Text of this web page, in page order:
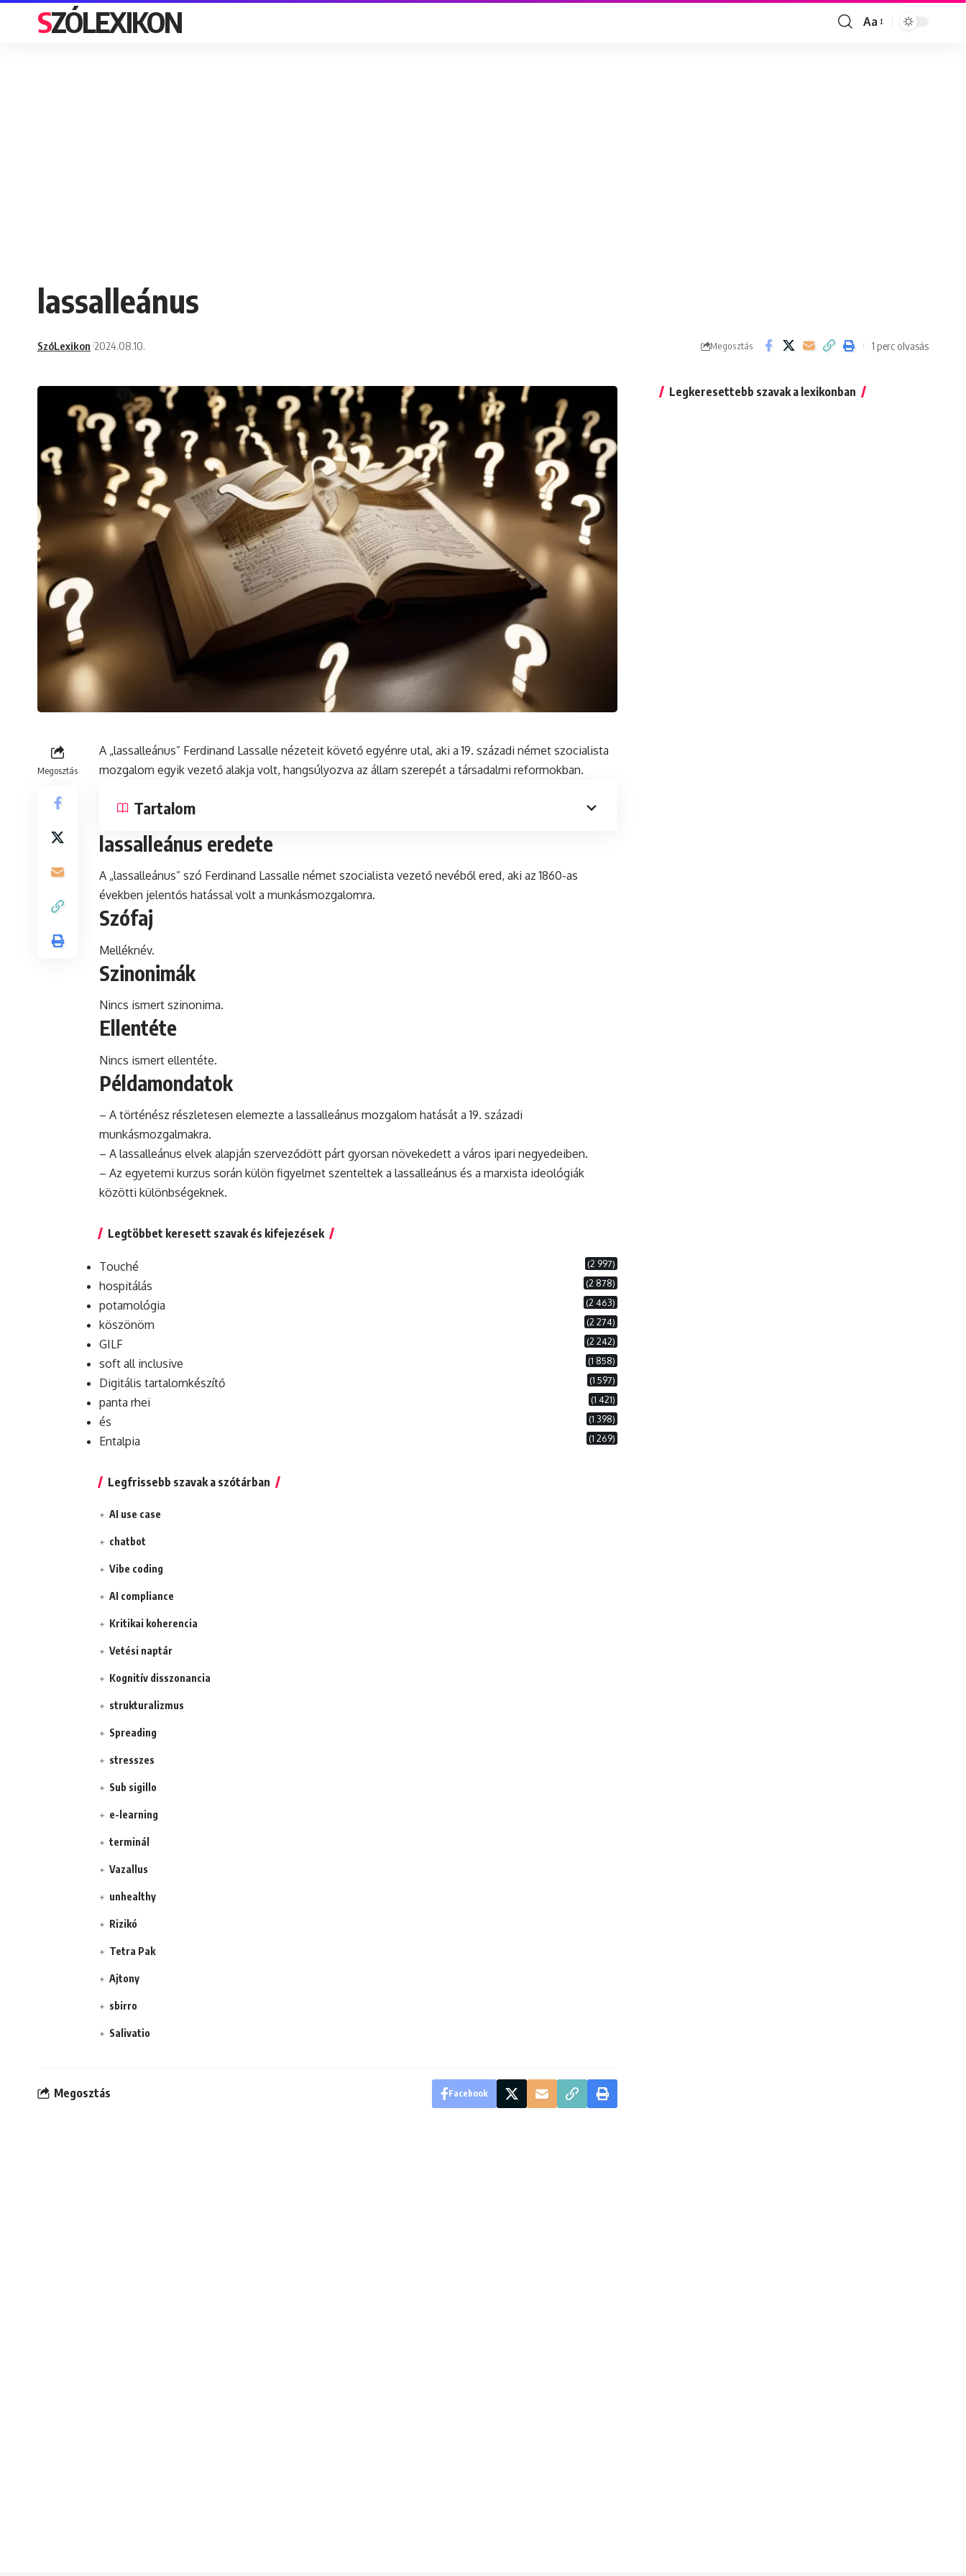
SZÓLEXIKON
Font
Aa
lassalleánus
SzóLexikon 2024.08.10. Megosztás 1 perc olvasás
Megosztás
A „lassalleánus” Ferdinand Lassalle nézeteit követő egyénre utal, aki a 19. századi német szocialista
mozgalom egyik vezető alakja volt, hangsúlyozva az állam szerepét a társadalmi reformokban.
Tartalom
lassalleánus eredete
A „lassalleánus” szó Ferdinand Lassalle német szocialista vezető nevéből ered, aki az 1860-as
években jelentős hatással volt a munkásmozgalomra.
Szófaj
Melléknév.
Szinonimák
Nincs ismert szinonima.
Ellentéte
Nincs ismert ellentéte.
Példamondatok
– A történész részletesen elemezte a lassalleánus mozgalom hatását a 19. századi
munkásmozgalmakra.
– A lassalleánus elvek alapján szerveződött párt gyorsan növekedett a város ipari negyedeiben.
– Az egyetemi kurzus során külön figyelmet szenteltek a lassalleánus és a marxista ideológiák
közötti különbségeknek.
Legtöbbet keresett szavak és kifejezések
Touché (2 997)
hospitálás (2 878)
potamológia (2 463)
köszönöm (2 274)
GILF (2 242)
soft all inclusive (1 858)
Digitális tartalomkészítő (1 597)
panta rhei (1 421)
és (1 398)
Entalpia (1 269)
Legfrissebb szavak a szótárban
AI use case
chatbot
Vibe coding
AI compliance
Kritikai koherencia
Vetési naptár
Kognitív disszonancia
strukturalizmus
Spreading
stresszes
Sub sigillo
e-learning
terminál
Vazallus
unhealthy
Rizikó
Tetra Pak
Ajtony
sbirro
Salivatio
Megosztás Facebook
Legkeresettebb szavak a lexikonban